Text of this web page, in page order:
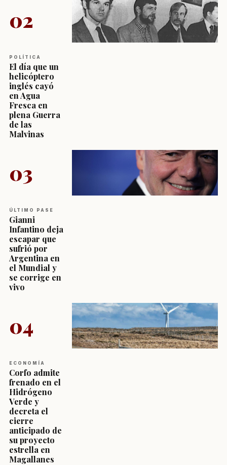
02
POLÍTICA
El día que un
helicóptero
inglés cayó
en Agua
Fresca en
plena Guerra
de las
Malvinas
03
ÚLTIMO PASE
Gianni
Infantino deja
escapar que
sufrió por
Argentina en
el Mundial y
se corrige en
vivo
04
ECONOMÍA
Corfo admite
frenado en el
Hidrógeno
Verde y
decreta el
cierre
anticipado de
su proyecto
estrella en
Magallanes